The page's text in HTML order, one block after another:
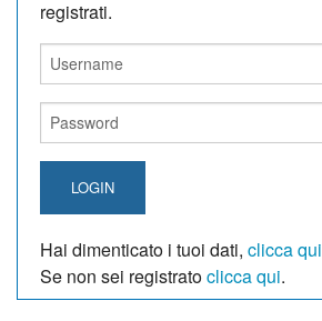
registrati.
LOGIN
Hai dimenticato i tuoi dati, clicca qui
Se non sei registratoclicca qui.